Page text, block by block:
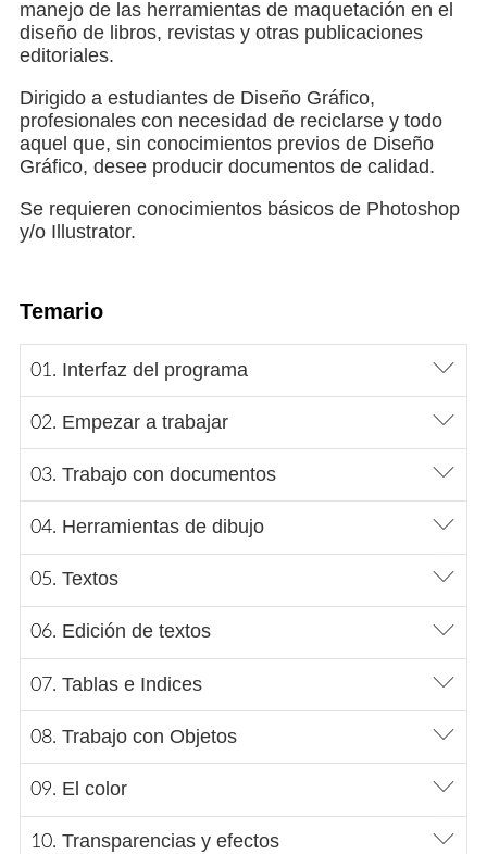
manejo de las herramientas de maquetación en el
diseño de libros, revistas y otras publicaciones
editoriales.
Dirigido a estudiantes de Diseño Gráfico,
profesionales con necesidad de reciclarse y todo
aquel que, sin conocimientos previos de Diseño
Gráfico, desee producir documentos de calidad.
Se requieren conocimientos básicos de Photoshop
y/o Illustrator.
Temario
Interfaz del programa
Empezar a trabajar
Trabajo con documentos
Herramientas de dibujo
Textos
Edición de textos
Tablas e Indices
Trabajo con Objetos
El color
Transparencias y efectos